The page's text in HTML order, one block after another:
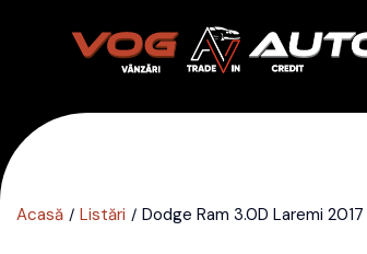
Acasă Listări Dodge Ram 3.0D Laremi 2017